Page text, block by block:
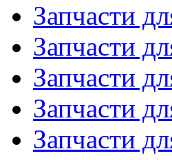
Запчасти
Запчасти
Запчасти
Запчасти
Запчасти